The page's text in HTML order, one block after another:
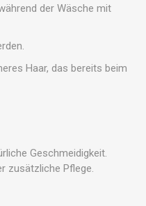
der Wäsche mit
Haar, das bereits beim
Geschmeidigkeit.
zusätzliche Pflege.